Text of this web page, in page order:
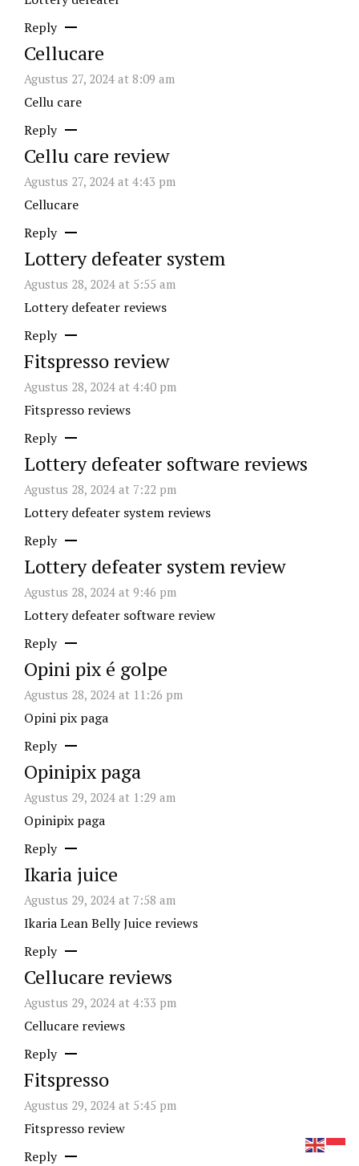
Reply
Cellucare
Agustus 27, 2024 at 8:09 am
Cellu care
Reply
Cellu care review
Agustus 27, 2024 at 4:43 pm
Cellucare
Reply
Lottery defeater system
Agustus 28, 2024 at 5:55 am
Lottery defeater reviews
Reply
Fitspresso review
Agustus 28, 2024 at 4:40 pm
Fitspresso reviews
Reply
Lottery defeater software reviews
Agustus 28, 2024 at 7:22 pm
Lottery defeater system reviews
Reply
Lottery defeater system review
Agustus 28, 2024 at 9:46 pm
Lottery defeater software review
Reply
Opini pix é golpe
Agustus 28, 2024 at 11:26 pm
Opini pix paga
Reply
Opinipix paga
Agustus 29, 2024 at 1:29 am
Opinipix paga
Reply
Ikaria juice
Agustus 29, 2024 at 7:58 am
Ikaria Lean Belly Juice reviews
Reply
Cellucare reviews
Agustus 29, 2024 at 4:33 pm
Cellucare reviews
Reply
Fitspresso
Agustus 29, 2024 at 5:45 pm
Fitspresso review
Reply